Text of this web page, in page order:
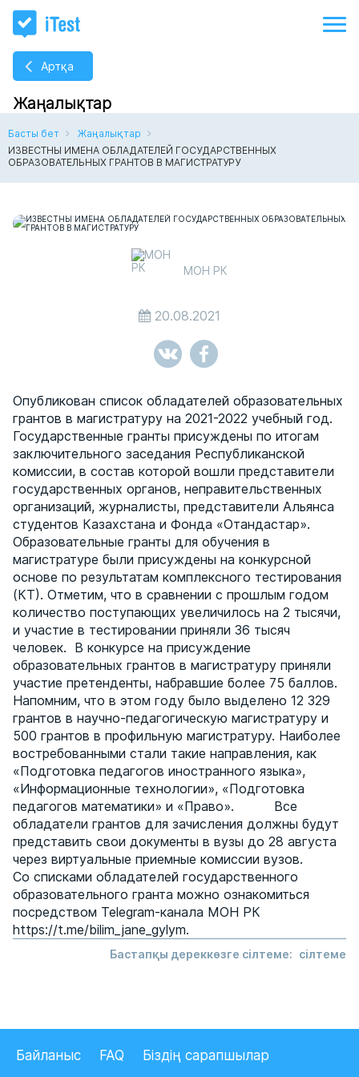
Артқа
Жаңалықтар
Басты бет
Жаңалықтар
ИЗВЕСТНЫ ИМЕНА ОБЛАДАТЕЛЕЙ ГОСУДАРСТВЕННЫХ
ОБРАЗОВАТЕЛЬНЫХ ГРАНТОВ В МАГИСТРАТУРУ
МОН РК
20.08.2021
Опубликован список обладателей образовательных
грантов в магистратуру на 2021-2022 учебный год.
Государственные гранты присуждены по итогам
заключительного заседания Республиканской
комиссии, в состав которой вошли представители
государственных органов, неправительственных
организаций, журналисты, представители Альянса
студентов Казахстана и Фонда «Отандастар».
Образовательные гранты для обучения в
магистратуре были присуждены на конкурсной
основе по результатам комплексного тестирования
(КТ). Отметим, что в сравнении с прошлым годом
количество поступающих увеличилось на 2 тысячи,
и участие в тестировании приняли 36 тысяч
человек. В конкурсе на присуждение
образовательных грантов в магистратуру приняли
участие претенденты, набравшие более 75 баллов.
Напомним, что в этом году было выделено 12 329
грантов в научно-педагогическую магистратуру и
500 грантов в профильную магистратуру. Наиболее
востребованными стали такие направления, как
«Подготовка педагогов иностранного языка»,
«Информационные технологии», «Подготовка
педагогов математики» и «Право». Все
обладатели грантов для зачисления должны будут
представить свои документы в вузы до 28 августа
через виртуальные приемные комиссии вузов.
Со списками обладателей государственного
образовательного гранта можно ознакомиться
посредством Telegram-канала МОН РК
https://t.me/bilim_jane_gylym.
Бастапқы дереккөзге сілтеме: сілтеме
Байланыс FAQ
Біздің сарапшылар